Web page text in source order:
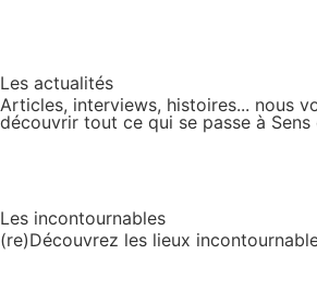
Les actualités
Articles, interviews, histoires... nous
découvrir tout ce qui se passe à Sens
Les incontournables
(re)Découvrez les lieux